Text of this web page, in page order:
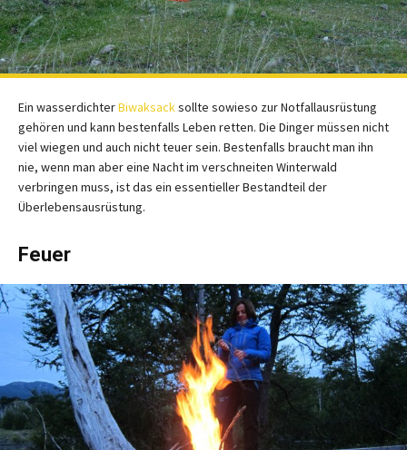
Ein wasserdichterBiwaksacksollte sowieso zur Notfallausrüstung
gehören und kann bestenfalls Leben retten. Die Dinger müssen nicht
viel wiegen und auch nicht teuer sein. Bestenfalls braucht man ihn
nie, wenn man aber eine Nacht im verschneiten Winterwald
verbringen muss, ist das ein essentieller Bestandteil der
Überlebensausrüstung.
Feuer